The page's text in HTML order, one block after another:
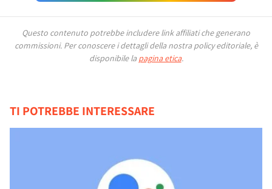
Questo contenuto potrebbe includere link affiliati che generano
commissioni. Per conoscere i dettagli della nostra policy editoriale, è
disponibile la pagina etica.
TI POTREBBE INTERESSARE